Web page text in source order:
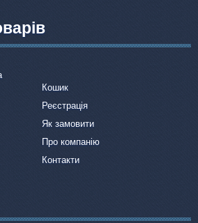
Кошик
Реєстрація
Як замовити
Про компанію
Контакти